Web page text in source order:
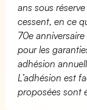
ans sous
cessent, en ce
70e
pour les
adhésion
L’adhésion est
proposées sont